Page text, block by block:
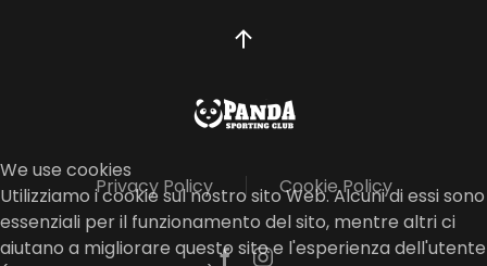
Privacy Policy Cookie Policy
We use cookies
Utilizziamo i cookie sul nostro sito Web. Alcuni di essi sono
essenziali per il funzionamento del sito, mentre altri ci
aiutano a migliorare questo sito e l'esperienza dell'utente